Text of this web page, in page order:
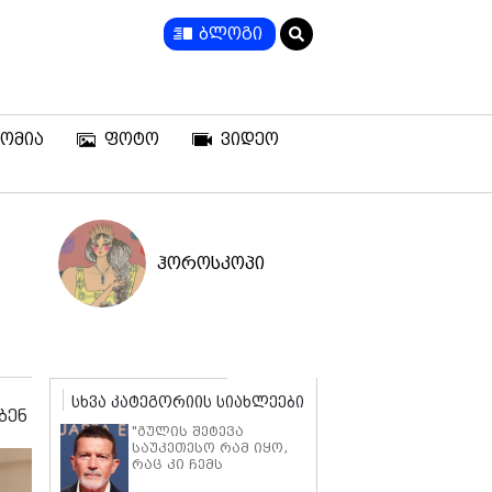
ბლოგი
ფოტო ვიდეო
ჰოროსკოპი
სხვა კატეგორიის სიახლეები
"გულის შეტევა
საუკეთესო რამ იყო,
რაც კი ჩემს